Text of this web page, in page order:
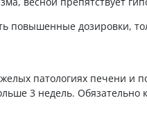
повышенные дозировки,
патологиях печени
3 недель. Обязательно